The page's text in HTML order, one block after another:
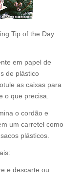
Tip of the Day
em papel de
de plástico
as caixas para
o que precisa.
o cordão e
um carretel como
plásticos.
e descarte ou